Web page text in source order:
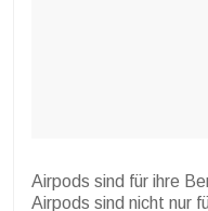
Airpods sind für ihre
Airpods sind nicht nur